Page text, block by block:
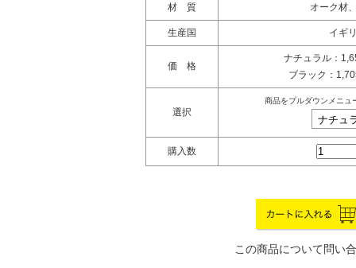
材 質 オーク材
生産国 イギ
価 格
ナチュラル：
ブラック：
選択
商品をプルダウンメニュ
購入数
この商品について問い